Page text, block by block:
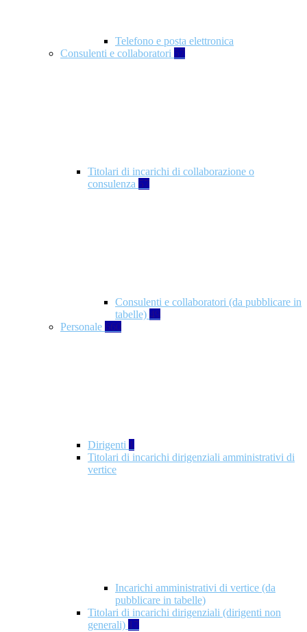
Telefono e posta elettronica
Consulenti e collaboratori 57
Titolari di incarichi di collaborazione o
consulenza 57
Consulenti e collaboratori (da pubblicare in
tabelle) 49
Personale 660
Dirigenti 1
Titolari di incarichi dirigenziali amministrativi di
vertice
Incarichi amministrativi di vertice (da
pubblicare in tabelle)
Titolari di incarichi dirigenziali (dirigenti non
generali) 17